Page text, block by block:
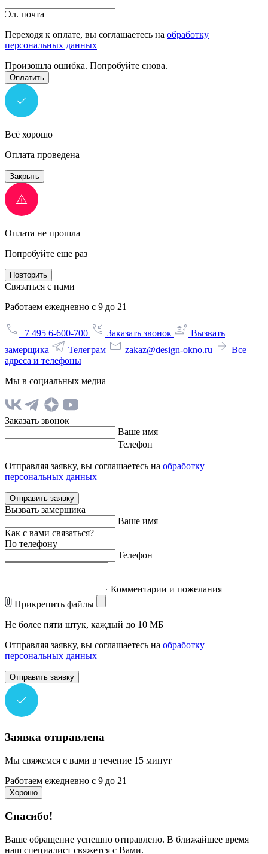
Эл. почта
Переходя к оплате, вы соглашаетесь на обработку
персональных данных
Произошла ошибка. Попробуйте снова.
Оплатить
Всё хорошо
Оплата проведена
Закрыть
Оплата не прошла
Попробуйте еще раз
Повторить
Связаться с нами
Работаем ежедневно с 9 до 21
+7 495 6-600-700 Заказать звонок
Вызвать
замерщика
Телеграм zakaz@design-okno.ru
Все
адреса и телефоны
Мы в социальных медиа
Заказать звонок
Ваше имя
Телефон
Отправляя заявку, вы соглашаетесь на обработку
персональных данных
Отправить заявку
Вызвать замерщика
Ваше имя
Как с вами связаться?
По телефону
Телефон
Комментарии и пожелания
Прикрепить файлы
Не более пяти штук, каждый до 10 МБ
Отправляя заявку, вы соглашаетесь на обработку
персональных данных
Отправить заявку
Заявка отправлена
Мы свяжемся с вами в течение 15 минут
Работаем ежедневно с 9 до 21
Хорошо
Спасибо!
Ваше обращение успешно отправлено. В ближайшее время
наш специалист свяжется с Вами.